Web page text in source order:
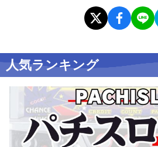
人気ランキング